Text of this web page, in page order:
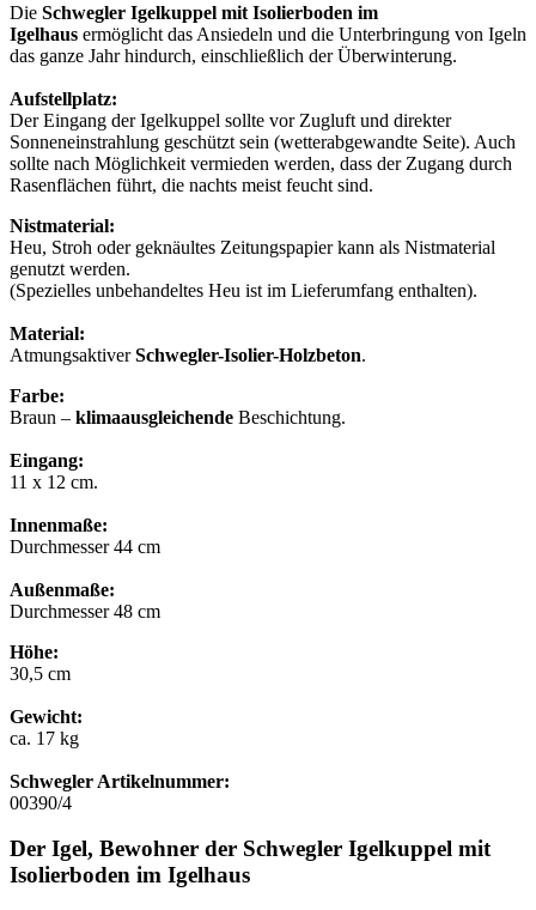
Die Schwegler Igelkuppel mit Isolierboden im
Igelhaus ermöglicht das Ansiedeln und die Unterbringung von Igeln
das ganze Jahr hindurch, einschließlich der Überwinterung.
Aufstellplatz:
Der Eingang der Igelkuppel sollte vor Zugluft und direkter
Sonneneinstrahlung geschützt sein (wetterabgewandte Seite). Auch
sollte nach Möglichkeit vermieden werden, dass der Zugang durch
Rasenflächen führt, die nachts meist feucht sind.
Nistmaterial:
Heu, Stroh oder geknäultes Zeitungspapier kann als Nistmaterial
genutzt werden.
(Spezielles unbehandeltes Heu ist im Lieferumfang enthalten).
Material:
AtmungsaktiverSchwegler-Isolier-Holzbeton.
Farbe:
Braun – klimaausgleichende Beschichtung.
Eingang:
11 x 12 cm.
Innenmaße:
Durchmesser 44 cm
Außenmaße:
Durchmesser 48 cm
Höhe:
30,5 cm
Gewicht:
ca. 17 kg
Schwegler Artikelnummer:
00390/4
Der Igel, Bewohner der Schwegler Igelkuppel mit
Isolierboden im Igelhaus